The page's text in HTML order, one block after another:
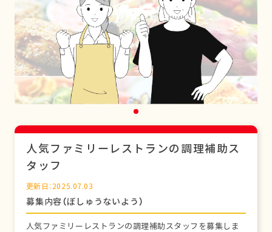
人気ファミリーレストランの調理補助ス
タッフ
更新日：2025.07.03
募集内容（ぼしゅうないよう）
人気ファミリーレストランの調理補助スタッフを募集しま